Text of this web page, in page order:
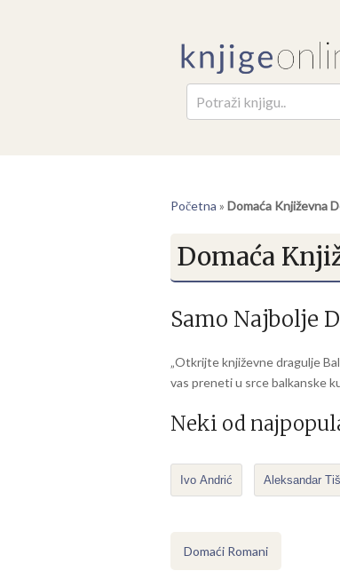
Početna » Domaća Književna
Domaća
Samo Najbolje
„Otkrijte književne dragulje
vas preneti u srce balkanske
Neki od
Ivo Andrić Aleksandar
Domaći Romani